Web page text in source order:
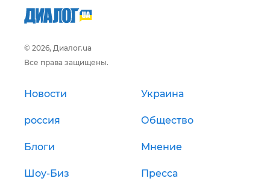
© 2026, Диалог.ua
Все права защищены.
Новости Украина
россия Общество
Блоги Мнение
Шоу-Биз Пресса